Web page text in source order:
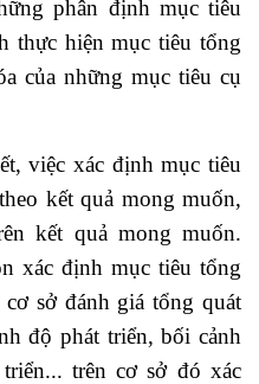
phân định mục tiêu
thực hiện mục tiêu tổng
của những mục tiêu cụ
việc xác định mục tiêu
kết quả mong muốn,
kết quả mong muốn.
xác định mục tiêu tổng
sở đánh giá tổng quát
độ phát triển, bối cảnh
trên cơ sở đó xác